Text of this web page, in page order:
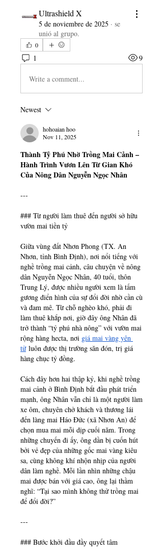
Ultrashield X
5 de noviembre de 2025 · se
unió al grupo.
0
1 9
Write a comment...
Newest
hohoaian hoo
Nov 11, 2025
Thành Tỷ Phú Nhờ Trồng Mai Cảnh –
Hành Trình Vươn Lên Từ Gian Khó
Của Nông Dân Nguyễn Ngọc Nhân
---
### Từ người làm thuê đến người sở hữu
vườn mai tiền tỷ
Giữa vùng đất Nhơn Phong (TX. An
Nhơn, tỉnh Bình Định), nơi nổi tiếng với
nghề trồng mai cảnh, câu chuyện về nông
dân Nguyễn Ngọc Nhân, 40 tuổi, thôn
Trung Lý, được nhiều người xem là tấm
gương điển hình của sự đổi đời nhờ cần cù
và đam mê. Từ chỗ nghèo khó, phải đi
làm thuê khắp nơi, giờ đây ông Nhân đã
trở thành “tỷ phú nhà nông” với vườn mai
rộng hàng hecta, nơi giá mai vàng yên
tử luôn được thị trường săn đón, trị giá
hàng chục tỷ đồng.
Cách đây hơn hai thập kỷ, khi nghề trồng
mai cảnh ở Bình Định bắt đầu phát triển
mạnh, ông Nhân vẫn chỉ là một người làm
xe ôm, chuyên chở khách và thương lái
đến làng mai Háo Đức (xã Nhơn An) để
chọn mua mai mỗi dịp cuối năm. Trong
những chuyến đi ấy, ông dần bị cuốn hút
bởi vẻ đẹp của những gốc mai vàng kiêu
sa, cùng không khí nhộn nhịp của người
dân làm nghề. Mỗi lần nhìn những chậu
mai được bán với giá cao, ông lại thầm
nghĩ: “Tại sao mình không thử trồng mai
để đổi đời?”
---
### Bước khởi đầu đầy quyết tâm